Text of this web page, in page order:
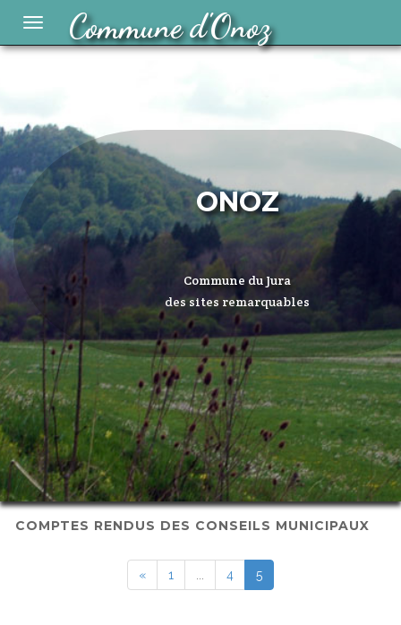
Toggle
navigation
Commune d'Onoz
ONOZ
Commune du Jura
des sites remarquables
COMPTES RENDUS DES CONSEILS MUNICIPAUX
« 1 4 5